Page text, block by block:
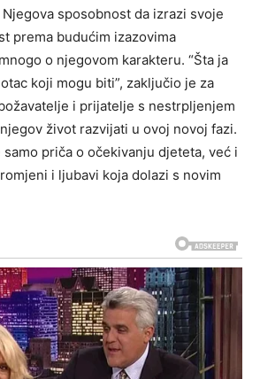
sposobnost da izrazi svoje
prema budućim izazovima
o njegovom karakteru. “Šta ja
koji mogu biti”, zaključio je za
i prijatelje s nestrpljenjem
život razvijati u ovoj novoj fazi.
priča o očekivanju djeteta, već i
i ljubavi koja dolazi s novim